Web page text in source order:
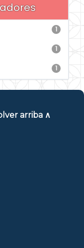
1
1
1
arriba ∧